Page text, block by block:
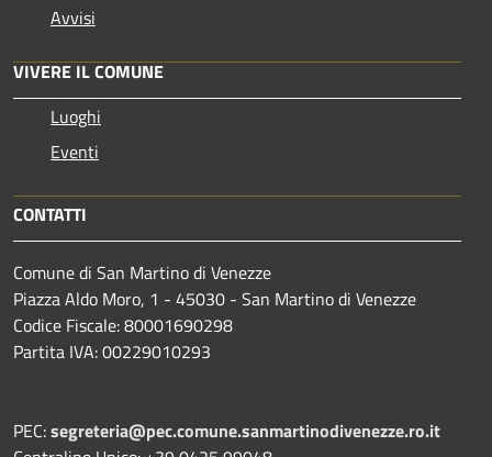
Avvisi
VIVERE IL COMUNE
Luoghi
Eventi
CONTATTI
Comune di San Martino di Venezze
Piazza Aldo Moro, 1 - 45030 - San Martino di Venezze
Codice Fiscale: 80001690298
Partita IVA: 00229010293
PEC:segreteria@pec.comune.sanmartinodivenezze.ro.it